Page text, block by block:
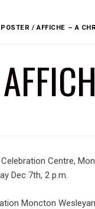
POSTER / AFFICHE – A
Centre,
Dec 7th, 2 p.m.
Moncton Wesleyan